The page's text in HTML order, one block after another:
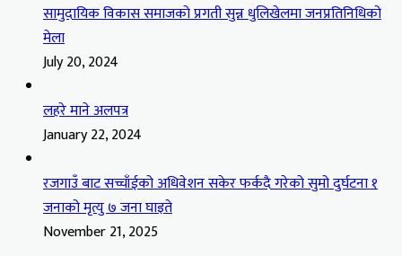
सामुदायिक विकास समाजको प्रगती सुन्न धुलिखेलमा जनप्रतिनिधिको
मेला
July 20, 2024
लहरे माने अलपत्र
January 22, 2024
रजगाउँ बाट सच्चाँईको अधिवेशन सकेर फर्कदै गरेको सुमो दुर्घटना १
जनाको मृत्यु ७ जना घाइते
November 21, 2025